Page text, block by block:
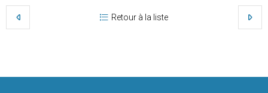
Retour à la liste